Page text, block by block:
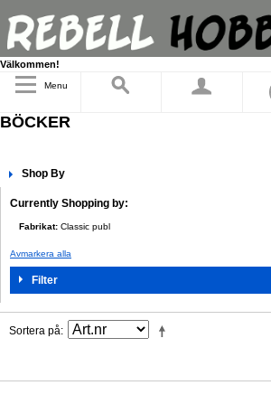
Välkommen!
Menu
BÖCKER
Shop By
Currently Shopping by:
Fabrikat: Classic publ
Avmarkera alla
Filter
Sortera på